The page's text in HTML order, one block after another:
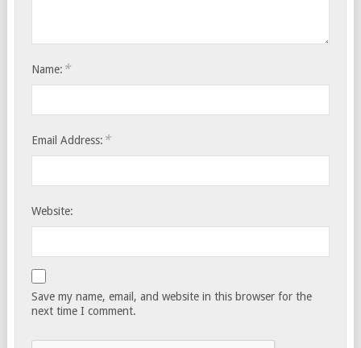
Name: *
Email Address: *
Website:
Save my name, email, and website in this browser for the
next time I comment.